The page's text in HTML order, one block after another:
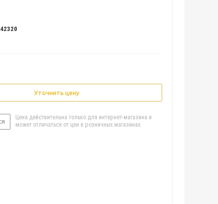
Уточнить цену
Цена действительна только для интернет-магазина и
может отличаться от цен в розничных магазинах